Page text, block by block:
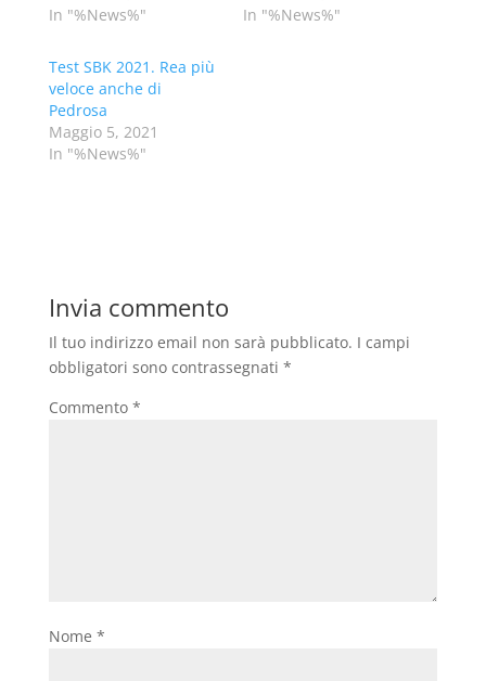
In "%News%"
In "%News%"
Test SBK 2021. Rea più
veloce anche di
Pedrosa
Maggio 5, 2021
In "%News%"
Invia commento
Il tuo indirizzo email non sarà pubblicato. I campi
obbligatori sono contrassegnati *
Commento *
Nome *